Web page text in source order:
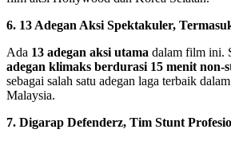
6. 13 Adegan Aksi Spektakuler,
Ada 13 adegan aksi utama dalam film ini.
adegan klimaks berdurasi 15 menit non-
sebagai salah satu adegan laga terbaik
Malaysia.
7. Digarap Defenderz, Tim Stunt